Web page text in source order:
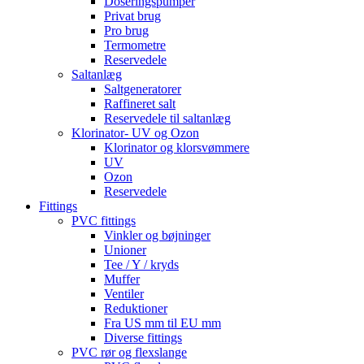
Privat brug
Pro brug
Termometre
Reservedele
Saltanlæg
Saltgeneratorer
Raffineret salt
Reservedele til saltanlæg
Klorinator- UV og Ozon
Klorinator og klorsvømmere
UV
Ozon
Reservedele
Fittings
PVC fittings
Vinkler og bøjninger
Unioner
Tee / Y / kryds
Muffer
Ventiler
Reduktioner
Fra US mm til EU mm
Diverse fittings
PVC rør og flexslange